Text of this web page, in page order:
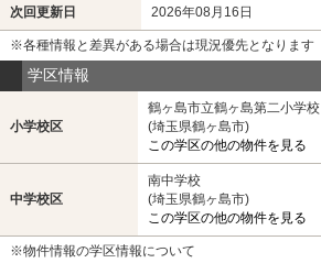
次回更新日 2026年08月16日
※各種情報と差異がある場合は現況優先となります
学区情報
小学校区
鶴ヶ島市立鶴ヶ島第二小学校
(埼玉県鶴ヶ島市)
この学区の他の物件を見る
中学校区
南中学校
(埼玉県鶴ヶ島市)
この学区の他の物件を見る
※物件情報の学区情報について